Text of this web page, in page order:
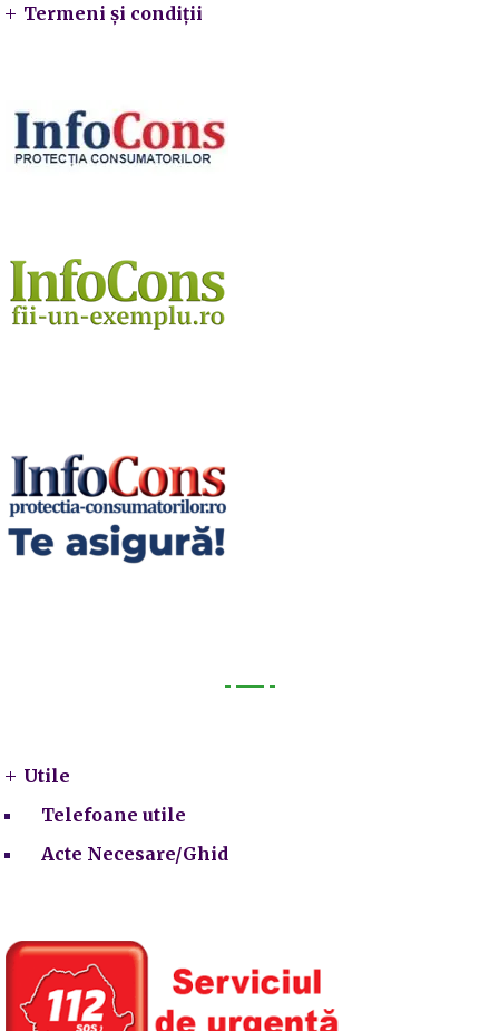
Termeni și condiții
Utile
Telefoane utile
Acte Necesare/Ghid